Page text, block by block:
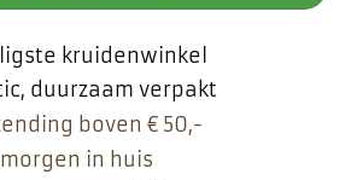
kruidenwinkel
duurzaam verpakt
boven € 50,-
in huis